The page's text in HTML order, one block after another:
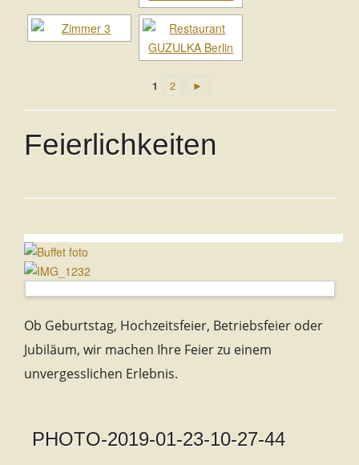
1 2 ►
Feierlichkeiten
Ob Geburtstag, Hochzeitsfeier, Betriebsfeier oder
Jubiläum, wir machen Ihre Feier zu einem
unvergesslichen Erlebnis.
PHOTO-2019-01-23-10-27-44